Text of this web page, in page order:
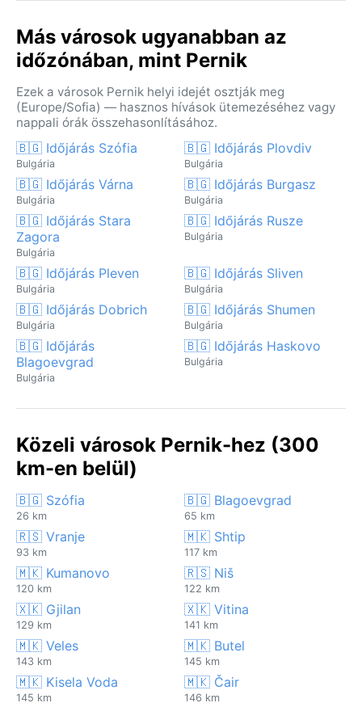
Más városok ugyanabban az
időzónában, mint Pernik
Ezek a városok Pernik helyi idejét osztják meg
(Europe/Sofia) — hasznos hívások ütemezéséhez vagy
nappali órák összehasonlításához.
🇧🇬 Időjárás Szófia
Bulgária
🇧🇬 Időjárás Plovdiv
Bulgária
🇧🇬 Időjárás Várna
Bulgária
🇧🇬 Időjárás Burgasz
Bulgária
🇧🇬 Időjárás Stara
Zagora
Bulgária
🇧🇬 Időjárás Rusze
Bulgária
🇧🇬 Időjárás Pleven
Bulgária
🇧🇬 Időjárás Sliven
Bulgária
🇧🇬 Időjárás Dobrich
Bulgária
🇧🇬 Időjárás Shumen
Bulgária
🇧🇬 Időjárás
Blagoevgrad
Bulgária
🇧🇬 Időjárás Haskovo
Bulgária
Közeli városok Pernik-hez (300
km-en belül)
🇧🇬 Szófia
26 km
🇧🇬 Blagoevgrad
65 km
🇷🇸 Vranje
93 km
🇲🇰 Shtip
117 km
🇲🇰 Kumanovo
120 km
🇷🇸 Niš
122 km
🇽🇰 Gjilan
129 km
🇽🇰 Vitina
141 km
🇲🇰 Veles
143 km
🇲🇰 Butel
145 km
🇲🇰 Kisela Voda
145 km
🇲🇰 Čair
146 km